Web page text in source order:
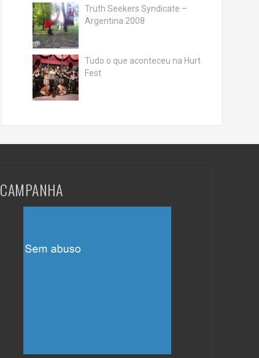
Truth Seekers Syndicate –
Argentina 2008
Tudo o que aconteceu na Hurt
Fest
CAMPANHA